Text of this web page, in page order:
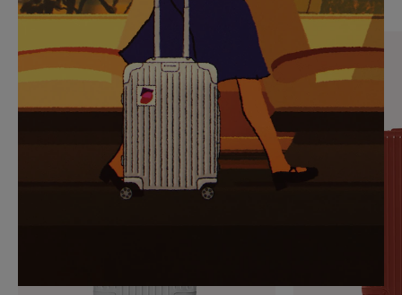
SIE,
UM
ANZUHALTEN
AUFHEBEN
DER
STUMMSCHALTUNG